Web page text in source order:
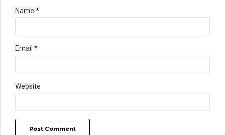
Name *
Email *
Website
Post Comment